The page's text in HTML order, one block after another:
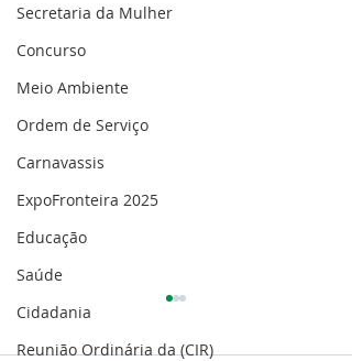
Secretaria da Mulher
Concurso
Meio Ambiente
Ordem de Serviço
Carnavassis
ExpoFronteira 2025
Educação
Saúde
Cidadania
Reunião Ordinária da (CIR)